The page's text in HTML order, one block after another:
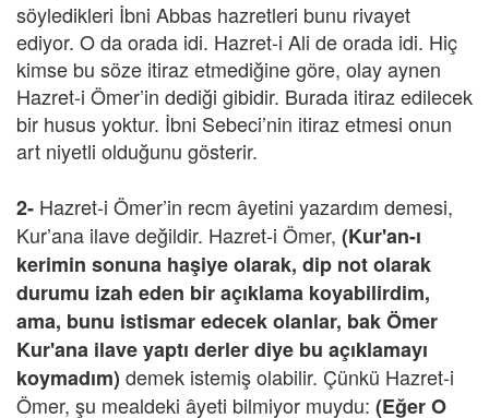
söyledikleri İbni Abbas hazretleri bunu rivayet
ediyor. O da orada idi. Hazret-i Ali de orada idi. Hiç
kimse bu söze itiraz etmediğine göre, olay aynen
Hazret-i Ömer’in dediği gibidir. Burada itiraz edilecek
bir husus yoktur. İbni Sebeci’nin itiraz etmesi onun
art niyetli olduğunu gösterir.
2- Hazret-i Ömer’in recm âyetini yazardım demesi,
Kur’ana ilave değildir. Hazret-i Ömer, (Kur'an-ı
kerimin sonuna haşiye olarak, dip not olarak
durumu izah eden bir açıklama koyabilirdim,
ama, bunu istismar edecek olanlar, bak Ömer
Kur'ana ilave yaptı derler diye bu açıklamayı
koymadım) demek istemiş olabilir. Çünkü Hazret-i
Ömer, şu mealdeki âyeti bilmiyor muydu: (Eğer O